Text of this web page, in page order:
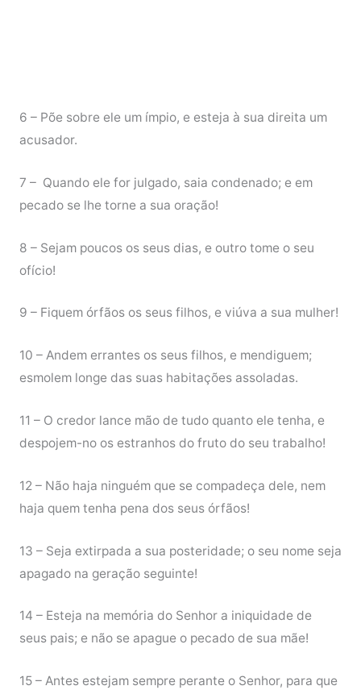
6 – Põe sobre ele um ímpio, e esteja à sua direita um
acusador.
7 – Quando ele for julgado, saia condenado; e em
pecado se lhe torne a sua oração!
8 – Sejam poucos os seus dias, e outro tome o seu
ofício!
9 – Fiquem órfãos os seus filhos, e viúva a sua mulher!
10 – Andem errantes os seus filhos, e mendiguem;
esmolem longe das suas habitações assoladas.
11 – O credor lance mão de tudo quanto ele tenha, e
despojem-no os estranhos do fruto do seu trabalho!
12 – Não haja ninguém que se compadeça dele, nem
haja quem tenha pena dos seus órfãos!
13 – Seja extirpada a sua posteridade; o seu nome seja
apagado na geração seguinte!
14 – Esteja na memória do Senhor a iniquidade de
seus pais; e não se apague o pecado de sua mãe!
15 – Antes estejam sempre perante o Senhor, para que